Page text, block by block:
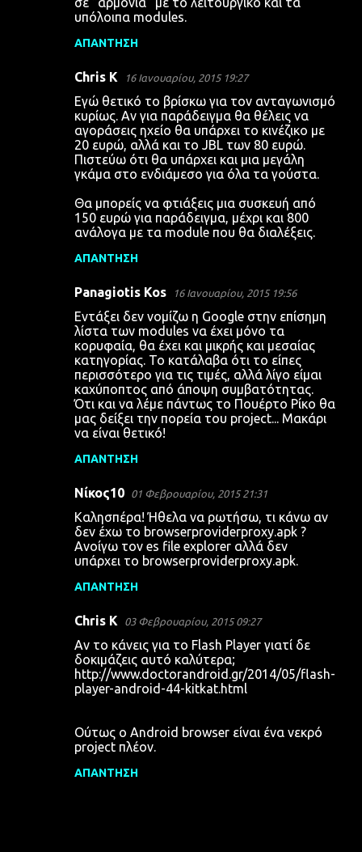
υπόλοιπα modules.
ΑΠΆΝΤΗΣΗ
Chris K 16 Ιανουαρίου, 2015 19:27
Εγώ θετικό το βρίσκω για τον ανταγωνισμό
κυρίως. Αν για παράδειγμα θα θέλεις να
αγοράσεις ηχείο θα υπάρχει το κινέζικο με
20 ευρώ, αλλά και το JBL των 80 ευρώ.
Πιστεύω ότι θα υπάρχει και μια μεγάλη
γκάμα στο ενδιάμεσο για όλα τα γούστα.
Θα μπορείς να φτιάξεις μια συσκευή από
150 ευρώ για παράδειγμα, μέχρι και 800
ανάλογα με τα module που θα διαλέξεις.
ΑΠΆΝΤΗΣΗ
Panagiotis Kos 16 Ιανουαρίου, 2015 19:56
Εντάξει δεν νομίζω η Google στην επίσημη
λίστα των modules να έχει μόνο τα
κορυφαία, θα έχει και μικρής και μεσαίας
κατηγορίας. Το κατάλαβα ότι το είπες
περισσότερο για τις τιμές, αλλά λίγο είμαι
καχύποπτος από άποψη συμβατότητας.
Ότι και να λέμε πάντως το Πουέρτο Ρίκο θα
μας δείξει την πορεία του project... Μακάρι
να είναι θετικό!
ΑΠΆΝΤΗΣΗ
Νίκος10 01 Φεβρουαρίου, 2015 21:31
Καλησπέρα! Ήθελα να ρωτήσω, τι κάνω αν
δεν έχω το browserproviderproxy.apk ?
Ανοίγω τον es file explorer αλλά δεν
υπάρχει το browserproviderproxy.apk.
ΑΠΆΝΤΗΣΗ
Chris K 03 Φεβρουαρίου, 2015 09:27
Αν το κάνεις για το Flash Player γιατί δε
δοκιμάζεις αυτό καλύτερα;
http://www.doctorandroid.gr/2014/05/flash-
player-android-44-kitkat.html
Ούτως ο Android browser είναι ένα νεκρό
project πλέον.
ΑΠΆΝΤΗΣΗ